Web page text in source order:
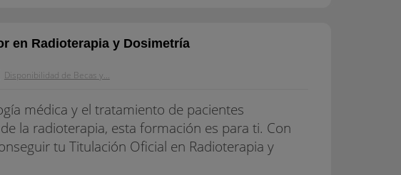
en Radioterapia y Dosimetría
Disponibilidad de Becas y...
médica y el tratamiento de pacientes
la radioterapia, esta formación es para ti. Con
tu Titulación Oficial en Radioterapia y